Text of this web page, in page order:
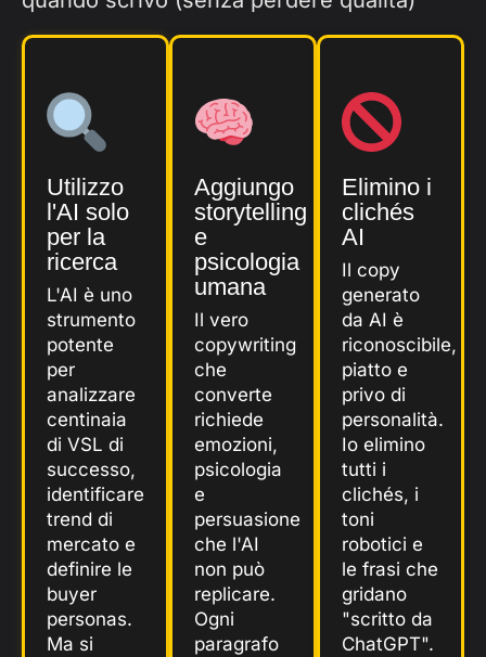
Utilizzo
l'AI solo
per la
ricerca
L'AI è uno
strumento
potente
per
analizzare
centinaia
di VSL di
successo,
identificare
trend di
mercato e
definire le
buyer
personas.
Ma si
Aggiungo
storytelling
e
psicologia
umana
Il vero
copywriting
che
converte
richiede
emozioni,
psicologia
e
persuasione
che l'AI
non può
replicare.
Ogni
paragrafo
Elimino i
clichés
AI
Il copy
generato
da AI è
riconoscibile,
piatto e
privo di
personalità.
Io elimino
tutti i
clichés, i
toni
robotici e
le frasi che
gridano
"scritto da
ChatGPT".